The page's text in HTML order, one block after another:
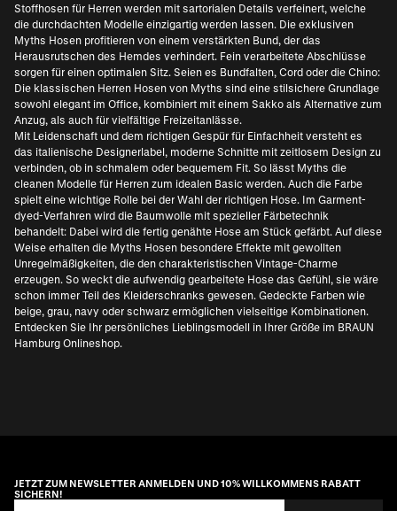
Stoffhosen für Herren werden mit sartorialen Details verfeinert, welche
die durchdachten Modelle einzigartig werden lassen. Die exklusiven
Myths Hosen profitieren von einem verstärkten Bund, der das
Herausrutschen des Hemdes verhindert. Fein verarbeitete Abschlüsse
sorgen für einen optimalen Sitz. Seien es Bundfalten, Cord oder die Chino:
Die klassischen Herren Hosen von Myths sind eine stilsichere Grundlage
sowohl elegant im Office, kombiniert mit einem Sakko als Alternative zum
Anzug, als auch für vielfältige Freizeitanlässe.
Mit Leidenschaft und dem richtigen Gespür für Einfachheit versteht es
das italienische Designerlabel, moderne Schnitte mit zeitlosem Design zu
verbinden, ob in schmalem oder bequemem Fit. So lässt Myths die
cleanen Modelle für Herren zum idealen Basic werden. Auch die Farbe
spielt eine wichtige Rolle bei der Wahl der richtigen Hose. Im Garment-
dyed-Verfahren wird die Baumwolle mit spezieller Färbetechnik
behandelt: Dabei wird die fertig genähte Hose am Stück gefärbt. Auf diese
Weise erhalten die Myths Hosen besondere Effekte mit gewollten
Unregelmäßigkeiten, die den charakteristischen Vintage-Charme
erzeugen. So weckt die aufwendig gearbeitete Hose das Gefühl, sie wäre
schon immer Teil des Kleiderschranks gewesen. Gedeckte Farben wie
beige, grau, navy oder schwarz ermöglichen vielseitige Kombinationen.
Entdecken Sie Ihr persönliches Lieblingsmodell in Ihrer Größe im BRAUN
Hamburg Onlineshop.
JETZT ZUM NEWSLETTER ANMELDEN UND 10% WILLKOMMENS RABATT
SICHERN!